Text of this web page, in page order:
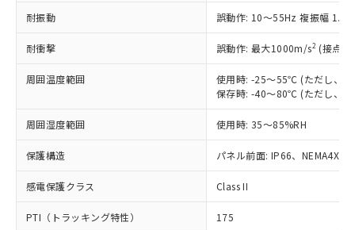
耐振動 誤動作: 10～55Hz 複振幅
耐衝撃 誤動作: 最大1000m/s2 (接点
周囲温度範囲
使用時: -25～55℃ (ただし、氷
保存時: -40～80℃ (ただし、氷
周囲湿度範囲 使用時: 35～85%RH
保護構造 パネル前面: IP66、NEMA4X,
感電保護クラス Class II
PTI（トラッキング特性） 175
記載している更新日時点での社内デー
タに基づき作成されるものであり、閲
覧された時点での実際の在庫および標
準価格とは異なる場合があることをご
正式な納期状況および標準価格はお客
様のお取引先、またはお客様担当のオ
ムロン制御機器販売店・当社販売員に
オムロン制御機器販売店や当社販売拠
販売ネットワーク
」をご確認
ください。
在庫状況および標準価格結果を当社の
事前の承諾なく第三者に漏洩または開
鉛(Pb) 1000ppm以下、 水銀(Hg) 1000ppm以下、 カド
六価クロム(Cr(Ⅵ)) 1000ppm以下、ポリ臭化ビフェニル
類(PBB) 1000ppm以下、ポリ臭化ジフェニルエーテル類
(PBDE) 1000ppm以下、フタル酸ビス(2-エチルヘキシ
ル) (DEHP)(別名：DOP) 1000ppm以下、フタル酸ブチ
ルベンジル（BBP） 1000ppm以下、フタル酸ジブチル
（DBP） 1000ppm以下、フタル酸ジイソブチル
(DIBP) 1000ppm以下
但し、RoHS指令で産業用監視および制御機器に対する
適用除外項目は除く。
フタル酸エステル類の４物質については閾値を超える意
図的な使用がないことを確認しています。
※2 対応予定月
*中国RoHS10物質の基準値 (GB/T26572)：
Pb(鉛) :1000ppm、 Hg(水銀) : 1000ppm、 Cd(カドミウ
Cr(Ⅵ)(六価クロム) : 1000ppm、 PBBs(ポリ臭化ビフェ
ニル類) : 1000ppm、 PBDEs(ポリ臭化ジフェニルエーテ
ル) : 1000ppm、
DEHP(フタル酸ビス(2-エチルヘキシル)) : 1000ppm
※2 環境保護使用期限
「ｅ」：有害物質（10物質）のすべてが基
（以下｢規制貨物等」という）を輸出
または国外への提供する場合は、日本
国政府の輸出許可(または役務取引許
可)を取得するなどの必要な手続きを
当社は規制貨物を破棄する場合は、完
全に破砕するなど、違法に輸出されな
いよう必要な手段を講じます。
当社は貴社製品を、核兵器、ミサイ
ル、化学兵器、生物兵器またはその他
武器並びにこれらの製造装置等に一切
使用いたしません。
当社は、貴社製品を第三者に販売する
場合は、上記1、2および3の内容を当
○ 一定数以上の在庫あり
△ 一定数には満たないが在庫あり
在庫なし(最新の在庫状況につ
いては、お客様のお取引先、ま
たはお客様担当のオムロン制御
機器販売店・当社販売員にご確
認ください)